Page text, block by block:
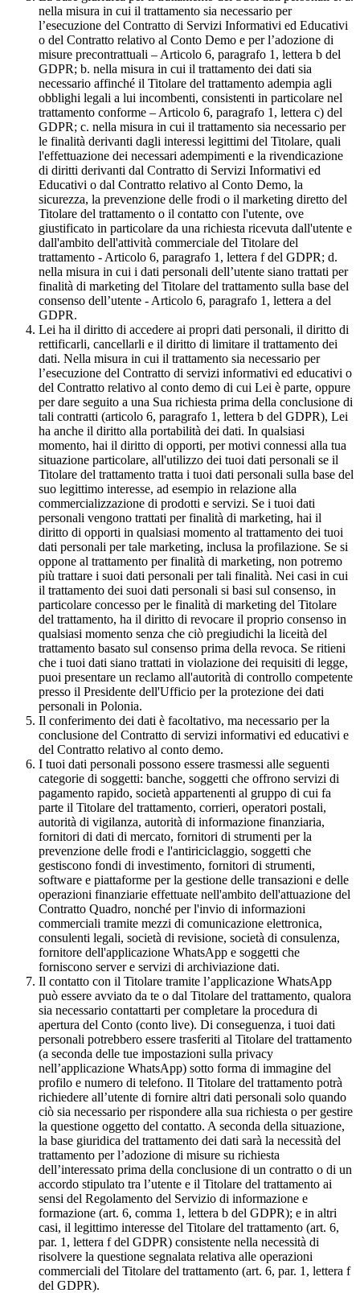
nella misura in cui il trattamento sia necessario per
l’esecuzione del Contratto di Servizi Informativi ed Educativi
o del Contratto relativo al Conto Demo e per l’adozione di
misure precontrattuali – Articolo 6, paragrafo 1, lettera b del
GDPR; b. nella misura in cui il trattamento dei dati sia
necessario affinché il Titolare del trattamento adempia agli
obblighi legali a lui incombenti, consistenti in particolare nel
trattamento conforme – Articolo 6, paragrafo 1, lettera c) del
GDPR; c. nella misura in cui il trattamento sia necessario per
le finalità derivanti dagli interessi legittimi del Titolare, quali
l'effettuazione dei necessari adempimenti e la rivendicazione
di diritti derivanti dal Contratto di Servizi Informativi ed
Educativi o dal Contratto relativo al Conto Demo, la
sicurezza, la prevenzione delle frodi o il marketing diretto del
Titolare del trattamento o il contatto con l'utente, ove
giustificato in particolare da una richiesta ricevuta dall'utente e
dall'ambito dell'attività commerciale del Titolare del
trattamento - Articolo 6, paragrafo 1, lettera f del GDPR; d.
nella misura in cui i dati personali dell’utente siano trattati per
finalità di marketing del Titolare del trattamento sulla base del
consenso dell’utente - Articolo 6, paragrafo 1, lettera a del
GDPR.
Lei ha il diritto di accedere ai propri dati personali, il diritto di
rettificarli, cancellarli e il diritto di limitare il trattamento dei
dati. Nella misura in cui il trattamento sia necessario per
l’esecuzione del Contratto di servizi informativi ed educativi o
del Contratto relativo al conto demo di cui Lei è parte, oppure
per dare seguito a una Sua richiesta prima della conclusione di
tali contratti (articolo 6, paragrafo 1, lettera b del GDPR), Lei
ha anche il diritto alla portabilità dei dati. In qualsiasi
momento, hai il diritto di opporti, per motivi connessi alla tua
situazione particolare, all'utilizzo dei tuoi dati personali se il
Titolare del trattamento tratta i tuoi dati personali sulla base del
suo legittimo interesse, ad esempio in relazione alla
commercializzazione di prodotti e servizi. Se i tuoi dati
personali vengono trattati per finalità di marketing, hai il
diritto di opporti in qualsiasi momento al trattamento dei tuoi
dati personali per tale marketing, inclusa la profilazione. Se si
oppone al trattamento per finalità di marketing, non potremo
più trattare i suoi dati personali per tali finalità. Nei casi in cui
il trattamento dei suoi dati personali si basi sul consenso, in
particolare concesso per le finalità di marketing del Titolare
del trattamento, ha il diritto di revocare il proprio consenso in
qualsiasi momento senza che ciò pregiudichi la liceità del
trattamento basato sul consenso prima della revoca. Se ritieni
che i tuoi dati siano trattati in violazione dei requisiti di legge,
puoi presentare un reclamo all'autorità di controllo competente
presso il Presidente dell'Ufficio per la protezione dei dati
personali in Polonia.
Il conferimento dei dati è facoltativo, ma necessario per la
conclusione del Contratto di servizi informativi ed educativi e
del Contratto relativo al conto demo.
I tuoi dati personali possono essere trasmessi alle seguenti
categorie di soggetti: banche, soggetti che offrono servizi di
pagamento rapido, società appartenenti al gruppo di cui fa
parte il Titolare del trattamento, corrieri, operatori postali,
autorità di vigilanza, autorità di informazione finanziaria,
fornitori di dati di mercato, fornitori di strumenti per la
prevenzione delle frodi e l'antiriciclaggio, soggetti che
gestiscono fondi di investimento, fornitori di strumenti,
software e piattaforme per la gestione delle transazioni e delle
operazioni finanziarie effettuate nell'ambito dell'attuazione del
Contratto Quadro, nonché per l'invio di informazioni
commerciali tramite mezzi di comunicazione elettronica,
consulenti legali, società di revisione, società di consulenza,
fornitore dell'applicazione WhatsApp e soggetti che
forniscono server e servizi di archiviazione dati.
Il contatto con il Titolare tramite l’applicazione WhatsApp
può essere avviato da te o dal Titolare del trattamento, qualora
sia necessario contattarti per completare la procedura di
apertura del Conto (conto live). Di conseguenza, i tuoi dati
personali potrebbero essere trasferiti al Titolare del trattamento
(a seconda delle tue impostazioni sulla privacy
nell’applicazione WhatsApp) sotto forma di immagine del
profilo e numero di telefono. Il Titolare del trattamento potrà
richiedere all’utente di fornire altri dati personali solo quando
ciò sia necessario per rispondere alla sua richiesta o per gestire
la questione oggetto del contatto. A seconda della situazione,
la base giuridica del trattamento dei dati sarà la necessità del
trattamento per l’adozione di misure su richiesta
dell’interessato prima della conclusione di un contratto o di un
accordo stipulato tra l’utente e il Titolare del trattamento ai
sensi del Regolamento del Servizio di informazione e
formazione (art. 6, comma 1, lettera b del GDPR); e in altri
casi, il legittimo interesse del Titolare del trattamento (art. 6,
par. 1, lettera f del GDPR) consistente nella necessità di
risolvere la questione segnalata relativa alle operazioni
commerciali del Titolare del trattamento (art. 6, par. 1, lettera f
del GDPR).